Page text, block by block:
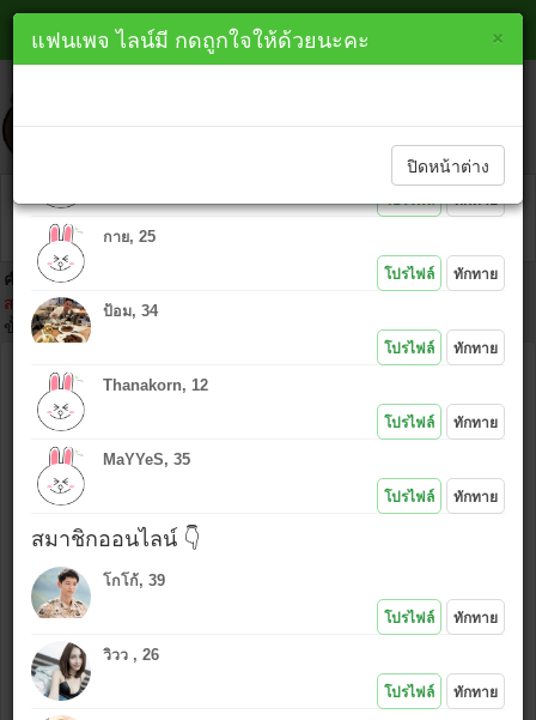
หาเพื่อนไลน์ ตาก line
คำเตือน : ห้ามนำไอดีคนอื่นมาโพสต์โดยเด็ดขาด เพราะ IP ที่ท่านโพสต์
สามารถตามตัวได้ และถ้าเกิดเรื่องมาต้องยอมรับในการกระทำของตัวเอง
ขั้นตอนคลิก
ไอดีไลน์ :
ข้อความ :
ใช้รูปเดียวกันกับที่โพสต์ล่าสุด
ใช้รูปใหม่ (เลือก*งดรูปลามก
แนบรูป หรือ คลิกไอคอนอัพรูป
×
lineme.in.th
ทักทายสมาชิกใหม่ 👇
โปรไฟล์ ทักทาย
กาย, 25
โปรไฟล์ ทักทาย
ป้อม, 34
โปรไฟล์ ทักทาย
Thanakorn, 12
โปรไฟล์ ทักทาย
MaYYeS, 35
โปรไฟล์ ทักทาย
สมาชิกออนไลน์ 👇
โกโก้, 39
โปรไฟล์ ทักทาย
วิวว , 26
โปรไฟล์ ทักทาย
×
แฟนเพจ ไลน์มี กดถูกใจให้ด้วยนะคะ
ปิดหน้าต่าง